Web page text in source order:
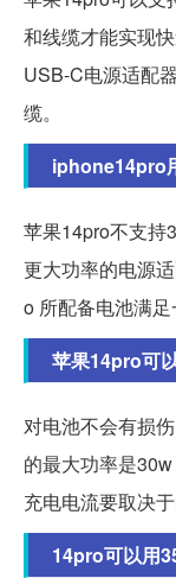
和线缆才能实现
USB-C电源适配
缆。
iphone14pro
苹果14pro不支持
更大功率的电源
o 所配备电池满足
苹果14pro可
对电池不会有损
的最大功率是
充电电流要取决
14pro可以用